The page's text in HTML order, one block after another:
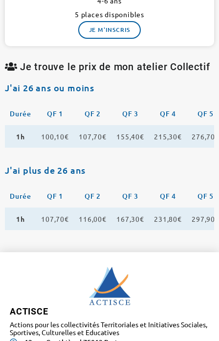
5 places disponibles
JE M'INSCRIS
Je trouve le prix de mon atelier Collectif
J'ai 26 ans ou moins
Durée QF 1 QF 2 QF 3 QF 4 QF 5
1h 100,10€ 107,70€ 155,40€ 215,30€ 276,70€
J'ai plus de 26 ans
Durée QF 1 QF 2 QF 3 QF 4 QF 5
1h 107,70€ 116,00€ 167,30€ 231,80€ 297,90€
ACTISCE
Actions pour les collectivités Territoriales et Initiatives Sociales,
Sportives, Culturelles et Educatives